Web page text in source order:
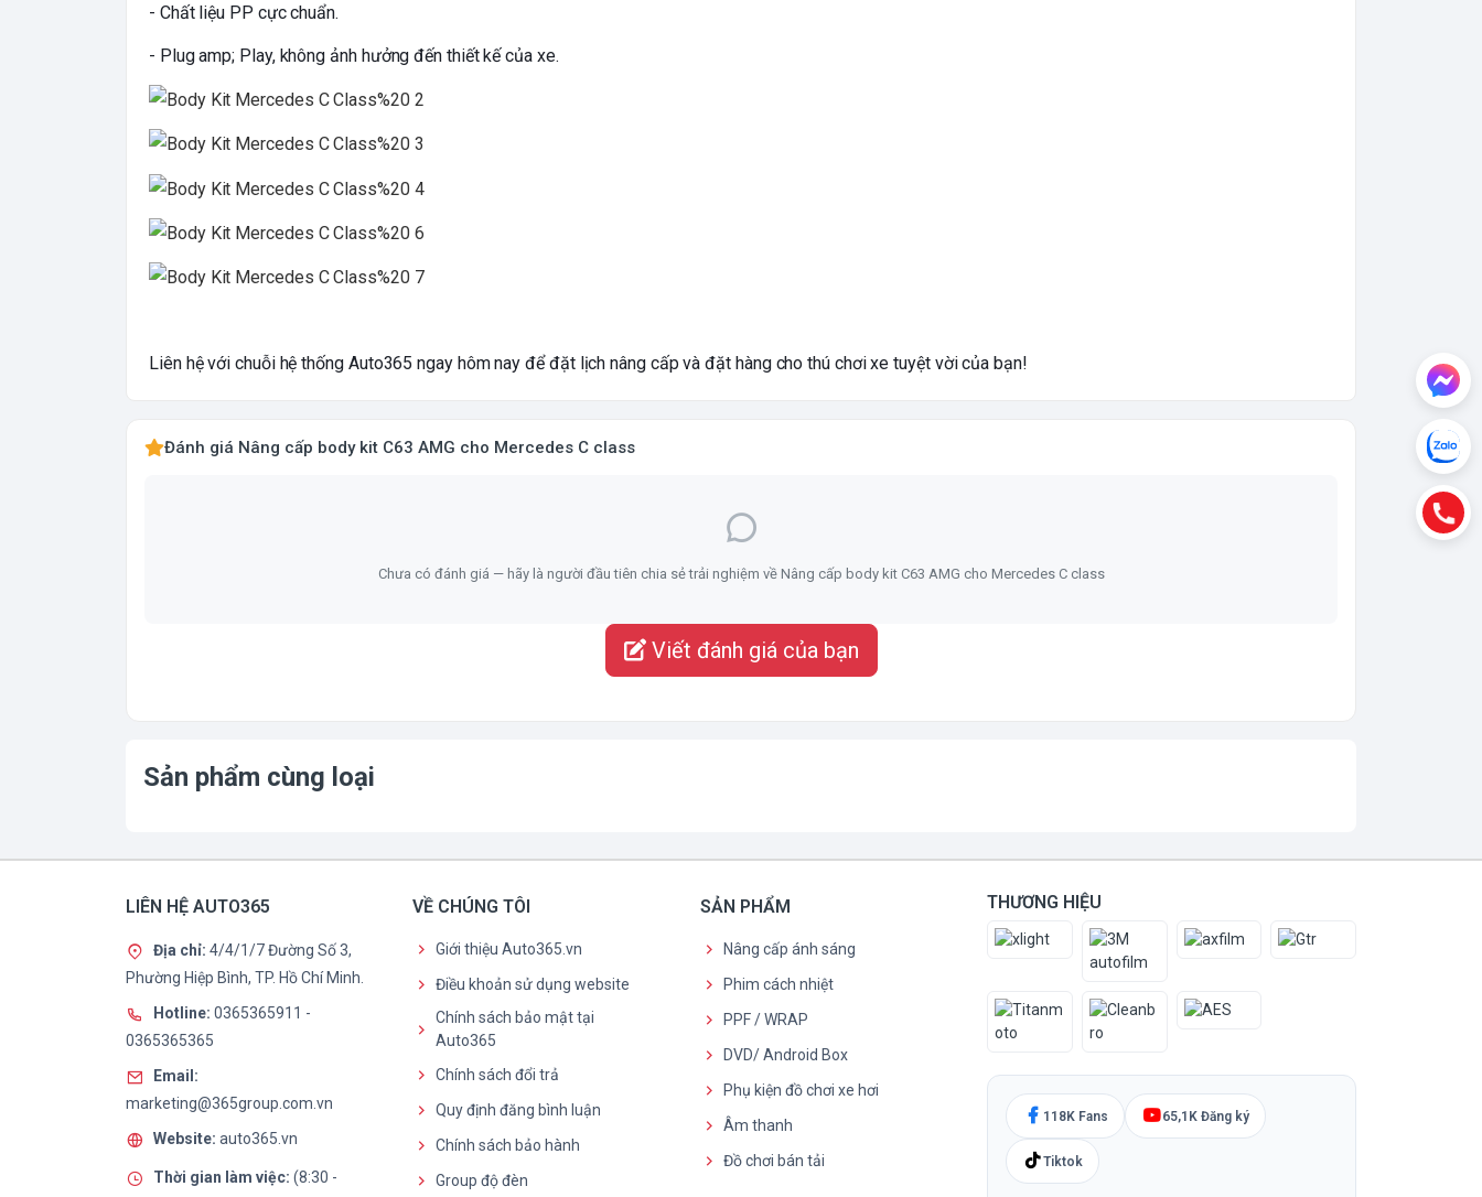
- Chất liệu PP cực chuẩn.
- Plug amp; Play, không ảnh hưởng đến thiết kế của xe.
Liên hệ với chuỗi hệ thống Auto365 ngay hôm nay để đặt lịch nâng cấp và đặt hàng cho thú chơi xe tuyệt vời của bạn!
Đánh giá Nâng cấp body kit C63 AMG cho Mercedes C class
Chưa có đánh giá — hãy là người đầu tiên chia sẻ trải nghiệm về Nâng cấp body kit C63 AMG cho Mercedes C class
Viết đánh giá của bạn
Sản phẩm cùng loại
LIÊN HỆ AUTO365
Địa chỉ: 4/4/1/7 Đường Số 3,
Phường Hiệp Bình, TP. Hồ Chí Minh.
Hotline: 0365365911 -
0365365365
Email:
marketing@365group.com.vn
Website: auto365.vn
Thời gian làm việc: (8:30 -
VỀ CHÚNG TÔI
Giới thiệu Auto365.vn
Điều khoản sử dụng website
Chính sách bảo mật tại
Auto365
Chính sách đổi trả
Quy định đăng bình luận
Chính sách bảo hành
Group độ đèn
SẢN PHẨM
Nâng cấp ánh sáng
Phim cách nhiệt
PPF / WRAP
DVD/ Android Box
Phụ kiện đồ chơi xe hơi
Âm thanh
Đồ chơi bán tải
THƯƠNG HIỆU
118K Fans 65,1K Đăng ký
Tiktok